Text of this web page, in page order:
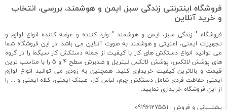
فروشگاه اینترنتی زندگی سبز, ایمن و هوشمند، بررسی، انتخاب
و خرید آنلاین
فروشگاه " زندگی سبز، ایمن و هوشمند " وارد کننده و عرضه کننده انواع لوازم و
تجهیزات ایمنی، امنیتی و هوشمند به صورت آنلاین می باشد. در این فروشگاه شما
می توانید انواع دستکش های کار با کیفیت از جمله دستکش کار سیگما را در گروه
های پوشش لاتکس، پوشش لاتکس نیتریل و ضدبرش سطح 4 و 5 را با مناسب ترین
قیمت و بالاترین کیفیت خریداری کنید. همچنین به زودی می توانید انواع لوازم
ایمنی حفاطت فردی شامل دستکش چرم، لباس کار، عینک ایمنی، کلاه ایمنی و ... را
از این فروشگاه خریداری نمایید.
پشتیبانی و فروش : 09196127551